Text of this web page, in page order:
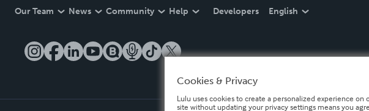
Our Team News Community Help Developers English
Cookies & Privacy
Lulu uses cookies to create a personalized experience
site without updating your privacy settings means you